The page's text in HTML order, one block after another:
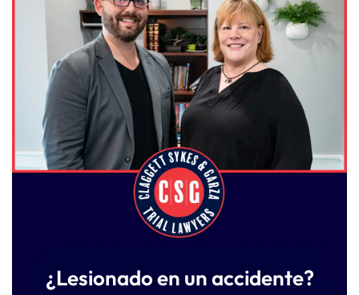
¿Lesionado en un accidente?